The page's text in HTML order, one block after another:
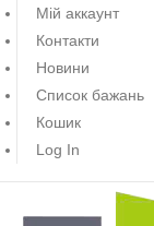
Мій аккаунт
Контакти
Новини
Список бажань
Кошик
Log In